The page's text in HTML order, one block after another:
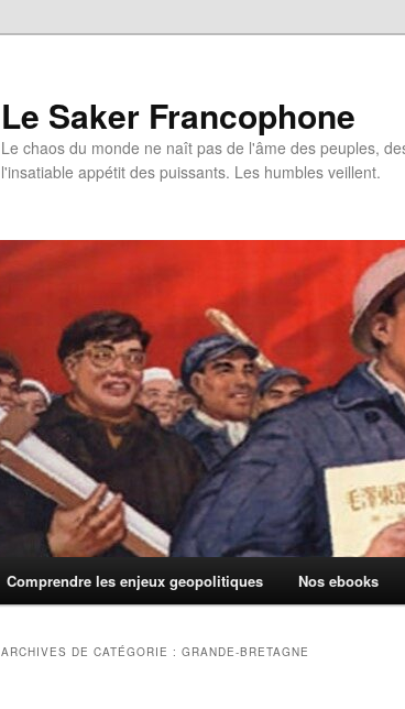
Le Saker Francophone
Le chaos du monde ne naît pas de l'âme des peuples,
l'insatiable appétit des puissants. Les humbles veillent.
Comprendre les enjeux geopolitiques Nos ebooks
ARCHIVES DE CATÉGORIE : GRANDE-BRETAGNE